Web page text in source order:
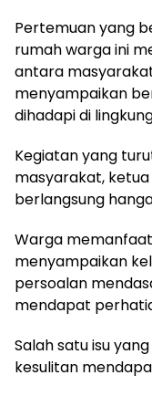
Pertemuan yang
rumah warga ini
antara
menyampaikan
dihadapi di
Kegiatan yang
masyarakat,
berlangsung
Warga
menyampaikan
persoalan
mendapat
Salah satu isu
kesulitan